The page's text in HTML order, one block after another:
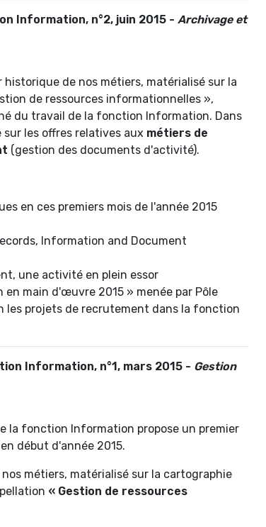
Information, n°2, juin 2015 - Archivage et
de nos métiers, matérialisé sur la
de ressources informationnelles »,
du travail de la fonction Information. Dans
les offres relatives aux métiers de
(gestion des documents d'activité).
en ces premiers mois de l'année 2015
Information and Document
une activité en plein essor
main d'œuvre 2015 » menée par Pôle
les projets de recrutement dans la fonction
Information, n°1, mars 2015 - Gestion
la fonction Information propose un premier
début d'année 2015.
métiers, matérialisé sur la cartographie
« Gestion de ressources